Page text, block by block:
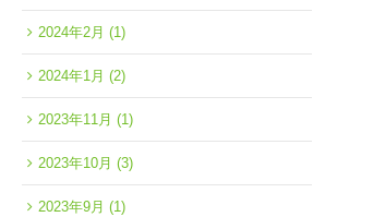
2024年2月 (1)
2024年1月 (2)
2023年11月 (1)
2023年10月 (3)
2023年9月 (1)